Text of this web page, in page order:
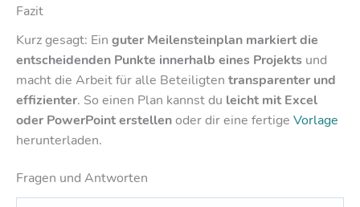
Fazit
Kurz gesagt: Ein guter Meilensteinplan markiert die
entscheidenden Punkte innerhalb eines Projekts und
macht die Arbeit für alle Beteiligten transparenter und
effizienter. So einen Plan kannst du leicht mit Excel
oder PowerPoint erstellenoder dir eine fertige Vorlage
herunterladen.
Fragen und Antworten